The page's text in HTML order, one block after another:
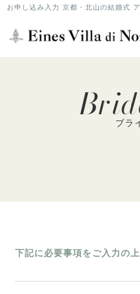
お申し込み入力 京都・北山の結婚式
ブラ
下記に必要事項をご入力の